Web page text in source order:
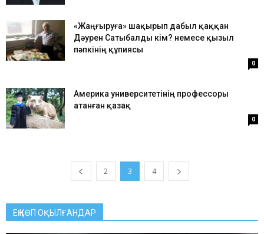
«Жаңғыруға» шақырып дабыл қаққан
Дәурен Сатыбалды кім? немесе қызыл
пәпкінің құпиясы
0
Америка университетінің профессоры
атанған қазақ
0
2 3 4
ЕҢ КӨП ОҚЫЛҒАНДАР